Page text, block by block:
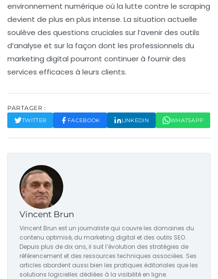
environnement numérique où la lutte contre le scraping
devient de plus en plus intense. La situation actuelle
soulève des questions cruciales sur l’avenir des outils
d’analyse et sur la façon dont les professionnels du
marketing digital pourront continuer à fournir des
services efficaces à leurs clients.
PARTAGER :
TWITTER FACEBOOK LINKEDIN WHATSAPP
Vincent Brun
Vincent Brun est un journaliste qui couvre les domaines du
contenu optimisé, du marketing digital et des outils SEO.
Depuis plus de dix ans, il suit l’évolution des stratégies de
référencement et des ressources techniques associées. Ses
articles abordent aussi bien les pratiques éditoriales que les
solutions logicielles dédiées à la visibilité en ligne.